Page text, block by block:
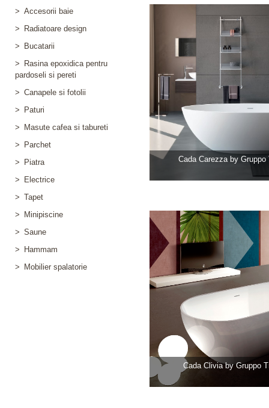
> Accesorii baie
>
Radiatoare design
>
Bucatarii
>
Rasina epoxidica pentru
pardoseli si pereti
> Canapele si fotolii
>
Paturi
>
Masute cafea si tabureti
>
Parchet
>
Piatra
>
Electrice
> Tapet
>
Minipiscine
> Saune
>
Hammam
>
Mobilier spalatorie
Cada Carezza by Gruppo
Cada Clivia by Gruppo